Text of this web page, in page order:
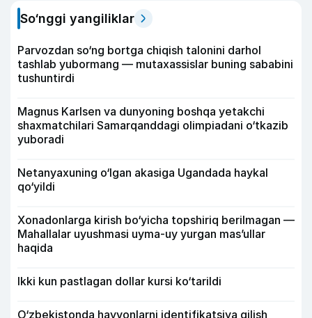
So‘nggi yangiliklar
Parvozdan so‘ng bortga chiqish talonini darhol
tashlab yubormang — mutaxassislar buning sababini
tushuntirdi
Magnus Karlsen va dunyoning boshqa yetakchi
shaxmatchilari Samarqanddagi olimpiadani o‘tkazib
yuboradi
Netanyaxuning o‘lgan akasiga Ugandada haykal
qo‘yildi
Xonadonlarga kirish bo‘yicha topshiriq berilmagan —
Mahallalar uyushmasi uyma-uy yurgan mas’ullar
haqida
Ikki kun pastlagan dollar kursi ko‘tarildi
O‘zbekistonda hayvonlarni identifikatsiya qilish